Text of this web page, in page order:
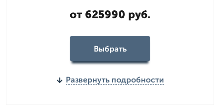
от 625990 руб.
Выбрать
Развернуть подробности